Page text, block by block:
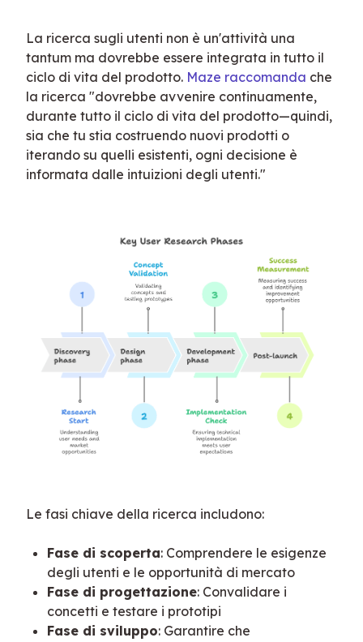
La ricerca sugli utenti non è un'attività una
tantum ma dovrebbe essere integrata in tutto il
ciclo di vita del prodotto. Maze raccomanda che
la ricerca "dovrebbe avvenire continuamente,
durante tutto il ciclo di vita del prodotto—quindi,
sia che tu stia costruendo nuovi prodotti o
iterando su quelli esistenti, ogni decisione è
informata dalle intuizioni degli utenti."
Le fasi chiave della ricerca includono:
Fase di scoperta: Comprendere le esigenze
degli utenti e le opportunità di mercato
Fase di progettazione: Convalidare i
concetti e testare i prototipi
Fase di sviluppo: Garantire che